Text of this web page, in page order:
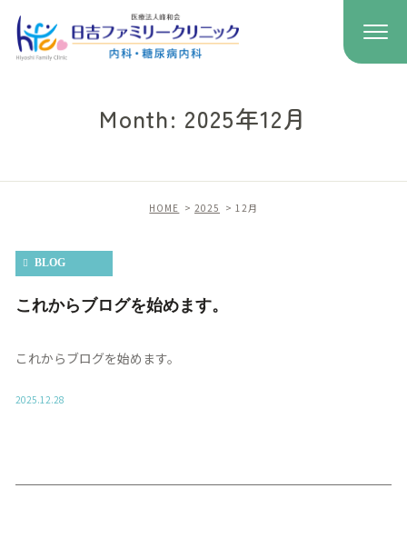
Month: 2025年12月
HOME 2025 12月
BLOG
これからブログを始めます。
これからブログを始めます。
2025.12.28